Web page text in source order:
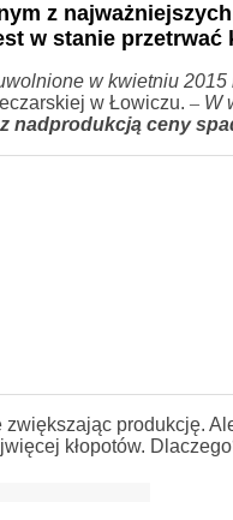
z
w stanie
w kwietniu 2015
w Łowiczu. –W
nadprodukcją ceny
produkcję.
kłopotów.